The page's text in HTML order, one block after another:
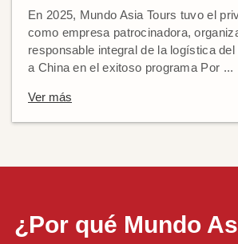
En 2025, Mundo Asia Tours tuvo el
como empresa patrocinadora,
responsable integral de la logística del
a China en el exitoso programa Por ...
Ver más
¿Por qué Mundo